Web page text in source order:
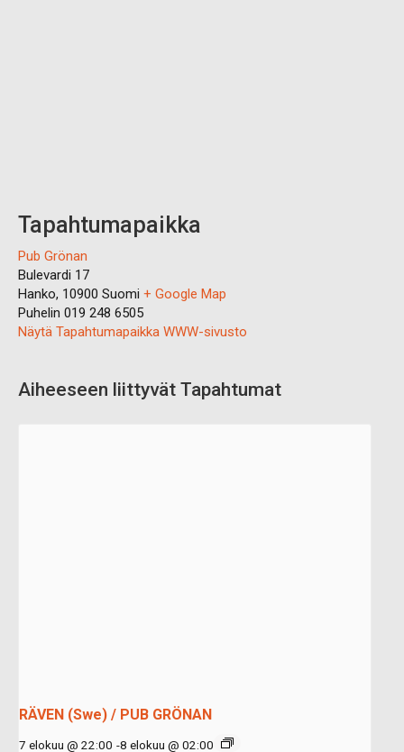
Tapahtumapaikka
Pub Grönan
Bulevardi 17
Hanko, 10900 Suomi + Google Map
Puhelin 019 248 6505
Näytä Tapahtumapaikka WWW-sivusto
Aiheeseen liittyvät Tapahtumat
RÄVEN (Swe) / PUB GRÖNAN
7 elokuu @ 22:00 -8 elokuu @ 02:00